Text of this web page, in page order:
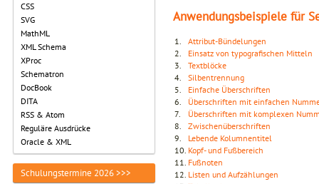
CSS
SVG
MathML
XML Schema
XProc
Schematron
DocBook
DITA
RSS & Atom
Reguläre Ausdrücke
Oracle & XML
Schulungstermine 2026 >>>
Anwendungsbeispiele für
1.
Attribut-Bündelungen
2.
Einsatz von typografischen Mitteln
3.
Textblöcke
4.
Silbentrennung
5.
Einfache Überschriften
6.
Überschriften mit einfachen
7.
Überschriften mit komplexen
8.
Zwischenüberschriften
9.
Lebende Kolumnentitel
10. Kopf- und Fußbereich
11. Fußnoten
12. Listen und Aufzählungen